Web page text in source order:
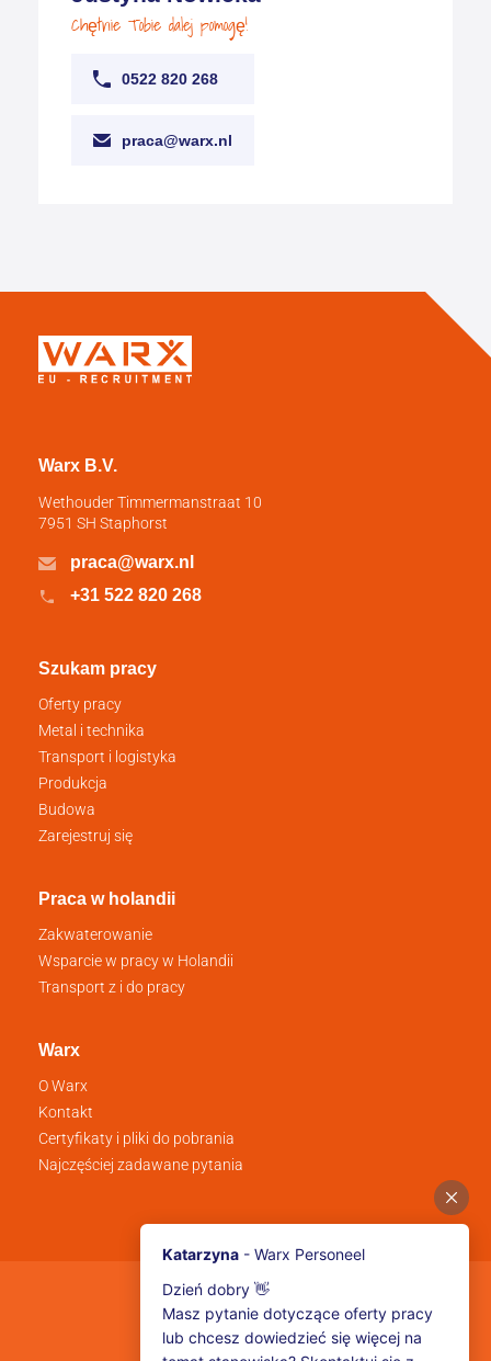
Chętnie Tobie dalej pomogę!
0522 820 268
praca@warx.nl
Warx B.V.
Wethouder Timmermanstraat 10
7951 SH Staphorst
praca@warx.nl
+31 522 820 268
Szukam pracy
Oferty pracy
Metal i technika
Transport i logistyka
Produkcja
Budowa
Zarejestruj się
Praca w holandii
Zakwaterowanie
Wsparcie w pracy w Holandii
Transport z i do pracy
Warx
O Warx
Kontakt
Certyfikaty i pliki do pobrania
Najczęściej zadawane pytania
Obserwuj nas